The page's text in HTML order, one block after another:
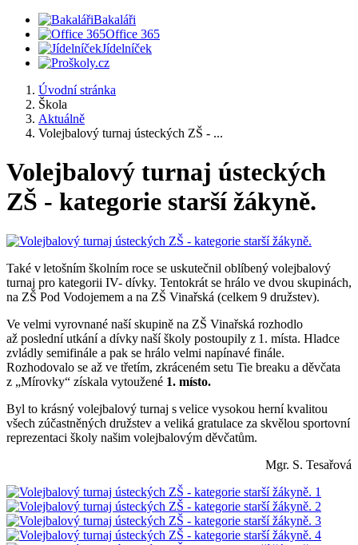
Bakaláři
Office 365
Jídelníček
Úvodní stránka
Škola
Aktuálně
Volejbalový turnaj ústeckých ZŠ - ...
Volejbalový turnaj ústeckých
ZŠ - kategorie starší žákyně.
Také v letošním školním roce se uskutečnil oblíbený volejbalový
turnaj pro kategorii IV- dívky. Tentokrát se hrálo ve dvou skupinách,
na ZŠ Pod Vodojemem a na ZŠ Vinařská (celkem 9 družstev).
Ve velmi vyrovnané naší skupině na ZŠ Vinařská rozhodlo
až poslední utkání a dívky naší školy postoupily z 1. místa. Hladce
zvládly semifinále a pak se hrálo velmi napínavé finále.
Rozhodovalo se až ve třetím, zkráceném setu Tie breaku a děvčata
z „Mírovky“ získala vytoužené 1. místo.
Byl to krásný volejbalový turnaj s velice vysokou herní kvalitou
všech zúčastněných družstev a veliká gratulace za skvělou sportovní
reprezentaci školy našim volejbalovým děvčatům.
Mgr. S. Tesařová